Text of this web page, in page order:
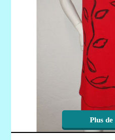
Plus